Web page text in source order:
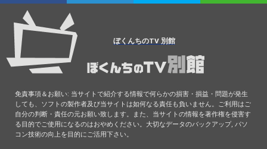
ぼくんちのTV 別館
免責事項＆お願い: 当サイトで紹介する情報で何らかの損害・損益・問題が発生
しても、ソフトの製作者及び当サイトは如何なる責任も負いません。ご利用はご
自分の判断・責任の元お願い致します。また、当サイトの情報を著作権を侵害す
る目的でご使用になるのはおやめください。大切なデータのバックアップ, パソ
コン技術の向上を目的にご活用下さい。